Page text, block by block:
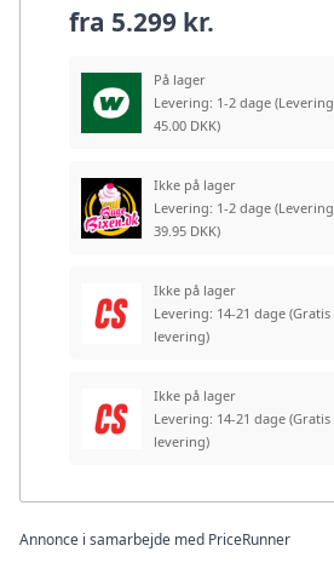
fra 5.299 kr.
På lager
Levering: 1-2 dage (Levering
45.00 DKK)
Ikke på lager
Levering: 1-2 dage (Levering
39.95 DKK)
Ikke på lager
Levering: 14-21 dage (Gratis
levering)
Ikke på lager
Levering: 14-21 dage (Gratis
levering)
Annonce i samarbejde med PriceRunner